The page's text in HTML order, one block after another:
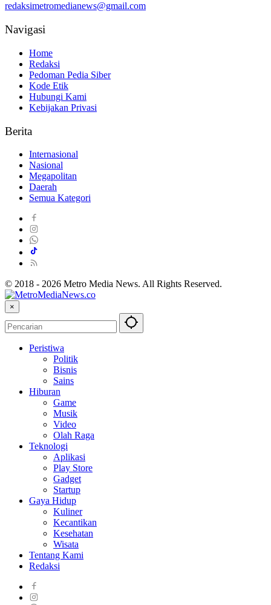
redaksimetromedianews@gmail.com
Navigasi
Home
Redaksi
Pedoman Pedia Siber
Kode Etik
Hubungi Kami
Kebijakan Privasi
Berita
Internasional
Nasional
Megapolitan
Daerah
Semua Kategori
© 2018 - 2026 Metro Media News. All Rights Reserved.
×
Peristiwa
Politik
Bisnis
Sains
Hiburan
Game
Musik
Video
Olah Raga
Teknologi
Aplikasi
Play Store
Gadget
Startup
Gaya Hidup
Kuliner
Kecantikan
Kesehatan
Wisata
Tentang Kami
Redaksi